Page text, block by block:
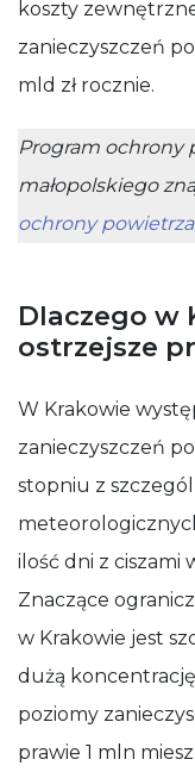
koszty
zanieczyszczeń
mld zł rocznie.
Program ochrony
małopolskiego
ochrony powietrza
Dlaczego w
ostrzejsze
W Krakowie
zanieczyszczeń
stopniu z
ilość dni z ciszami
Znaczące
w Krakowie jest
dużą
poziomy
prawie 1 mln